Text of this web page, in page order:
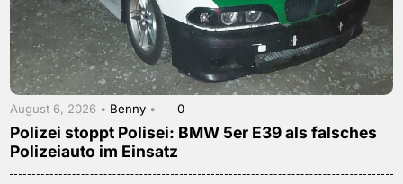
August 6, 2026 • Benny • 0
Polizei stoppt Polisei: BMW 5er E39 als falsches
Polizeiauto im Einsatz